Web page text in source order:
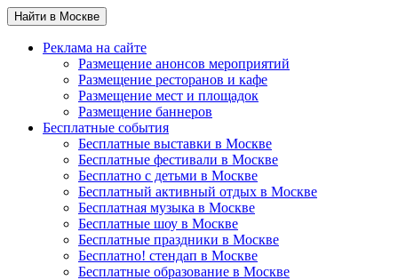
Найти в Москве
Реклама на сайте
Размещение анонсов мероприятий
Размещение ресторанов и кафе
Размещение мест и площадок
Размещение баннеров
Бесплатные события
Бесплатные выставки в Москве
Бесплатные фестивали в Москве
Бесплатно с детьми в Москве
Бесплатный активный отдых в Москве
Бесплатная музыка в Москве
Бесплатные шоу в Москве
Бесплатные праздники в Москве
Бесплатно! стендап в Москве
Бесплатные образование в Москве